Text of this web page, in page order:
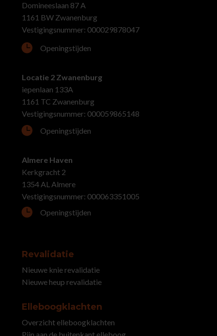
Domineeslaan 87 A
1161 BW Zwanenburg
Vestigingsnummer: 000029878047
 Openingstijden
Locatie 2 Zwanenburg
iepenlaan 133A
1161 TC Zwanenburg
Vestigingsnummer: 000059865148
 Openingstijden
Almere Haven
Kerkgracht 2
1354 AL Almere
Vestigingsnummer: 000063351005
 Openingstijden
Revalidatie
Nieuwe knie revalidatie
Nieuwe heup revalidatie
Elleboogklachten
Overzicht elleboogklachten